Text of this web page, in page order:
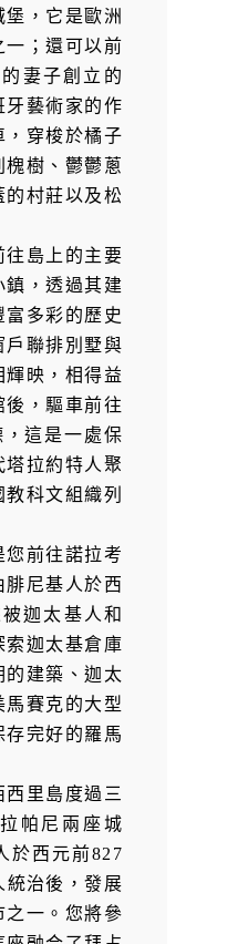
，它是歐洲
；還可以前
妻子創立的
藝術家的作
穿梭於橘子
樹、鬱鬱蔥
村莊以及松
島上的主要
，透過其建
多彩的歷史
聯排別墅與
映，相得益
，驅車前往
，這是一處保
拉約特人聚
科文組織列
前往諾拉考
尼基人於西
迦太基人和
迦太基倉庫
建築、迦太
賽克的大型
完好的羅馬
里島度過三
帕尼兩座城
於西元前827
統治後，發展
一。您將參